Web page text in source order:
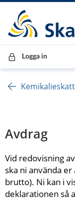
Till innehåll
Till navigationen
Till chattrobot
Logga in
Kemikalieskatt
Avdrag
Vid redovisning
ska ni använda
brutto). Ni kan i
deklarationen så